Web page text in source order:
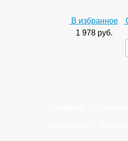
В избранное
1 978 руб.